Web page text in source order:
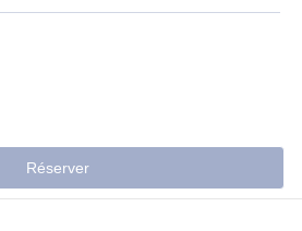
Réserver